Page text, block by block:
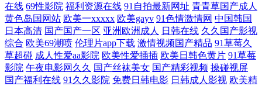
子 91基地伊人婷婷 91熟女高潮大叫 99福利姬 超碰人人性爱 福利导航老司
机 国产美女在线福利 久久精久久 欧美久久伊人 日韩另类九区 熟女一区二
区三区四区 一区二区成人精品 91nav电影 91海外视频免费观看 91看视频
在线 69性影院 福利资源在线 91自拍最新网址 青青草国产成人
黄色岛国网站 欧美一xxxxx 欧美gayv 91色情激情网 中国韩国
日本高清 国产国产一区 亚洲欧洲成人 日韩在线 久久国产影视
综合 欧美69潮喷 伦理片app下载 激情视频国产精品 91草莓久
草超碰 成人性爱aa影院 欧美性爱插插 欧美日韩色黄片 91草莓
影院 午夜电影网久久 国产丝袜美女 国产精彩视频 操碰视屏
国产福利在线 91久久影院 免费日韩电影 日韩成人影视 欧美精